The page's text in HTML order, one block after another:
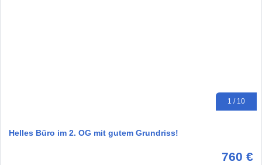
1 / 10
Helles Büro im 2. OG mit gutem Grundriss!
760 €